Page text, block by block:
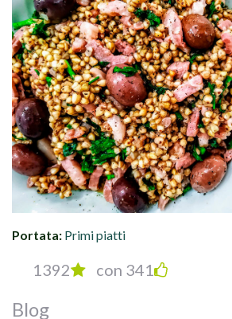
Portata: Primi piatti
1392 con 341
Blog